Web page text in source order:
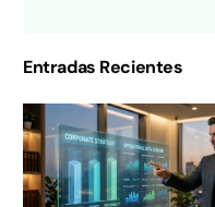
Entradas Recientes